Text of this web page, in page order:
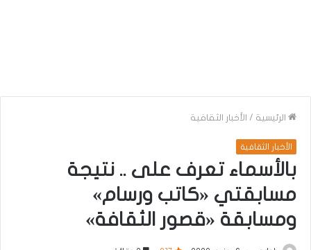
الرئيسية / الأخبار الثقافية
الأخبار الثقافية
بالأسماء تعرف على .. نتيجة
مسابقتي «كاتب ورسام»
ومسابقة «قصور الثقافة»